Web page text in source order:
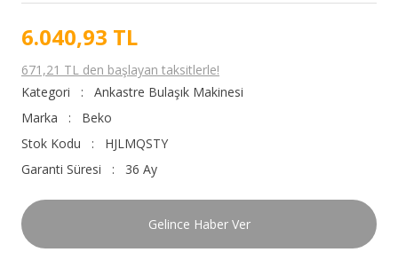
6.040,93 TL
671,21 TL den başlayan taksitlerle!
Kategori
Ankastre Bulaşık Makinesi
Marka
Beko
Stok Kodu
HJLMQSTY
Garanti Süresi
36 Ay
Gelince Haber Ver